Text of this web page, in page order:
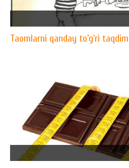
Taomlarni qanday to’g’ri